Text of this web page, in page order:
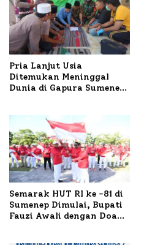
Pria Lanjut Usia
Ditemukan Meninggal
Dunia di Gapura Sumenep,
Semarak HUT RI ke -81 di
Sumenep Dimulai, Bupati
Fauzi Awali dengan Doa